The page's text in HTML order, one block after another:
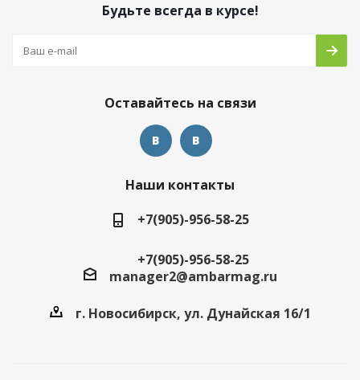
Будьте всегда в курсе!
Оставайтесь на связи
Наши контакты
+7(905)-956-58-25
+7(905)-956-58-25
manager2@ambarmag.ru
г. Новосибирск, ул. Дунайская 16/1